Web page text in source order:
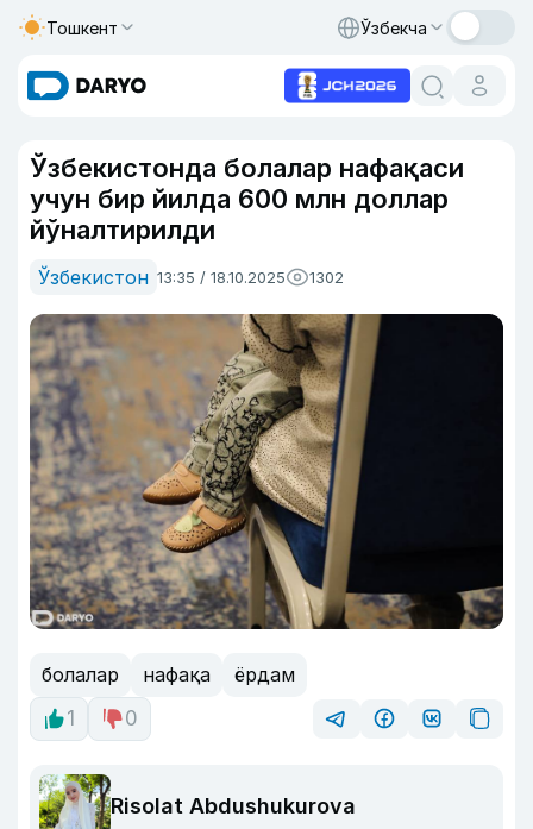
Тошкент Ўзбекча
Ўзбекистонда болалар нафақаси
учун бир йилда 600 млн доллар
йўналтирилди
Ўзбекистон 13:35 / 18.10.2025 1302
болалар нафақа
ёрдам
1
0
Risolat Abdushukurova